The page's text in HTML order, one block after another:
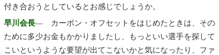
付き合おうとしているとお感じでしょうか。
早川会長― カーボン・オフセットをはじめたときは、その
ために多少お金もかかりましたし、もっといい選手を探して
こいというような要望が出てこないかと気になったり、ファ